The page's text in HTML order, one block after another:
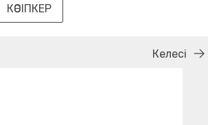
КӘСІПКЕР
Келесі